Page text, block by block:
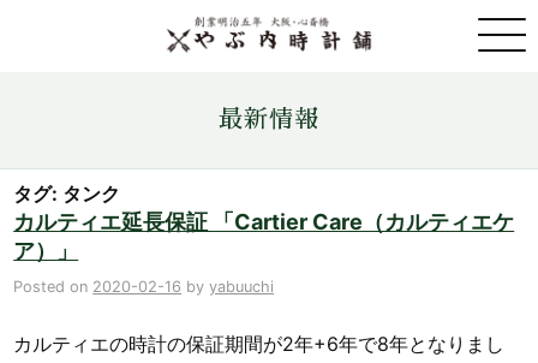
金・プラチナ・コイン売買
店舗情報
最新情報
タグ: タンク
カルティエ延長保証 「Cartier Care（カルティエケ
ア）」
Posted on 2020-02-16 byyabuuchi
カルティエの時計の保証期間が2年+6年で8年となりまし